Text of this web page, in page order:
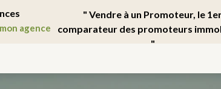
agence
" Vendre à un Promoteur, le
comparateur des promoteurs
"